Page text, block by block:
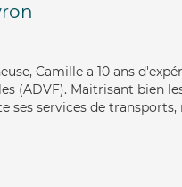
Camille a 10 ans
(ADVF). Maitrisant bien
ses services de